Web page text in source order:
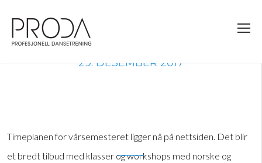
sidens
hovedinnhold
29. DESEMBER 2017
Timeplanen for vårsemesteret ligger nå på nettsiden. Det blir
et bredt tilbud med klasser og workshops med norske og